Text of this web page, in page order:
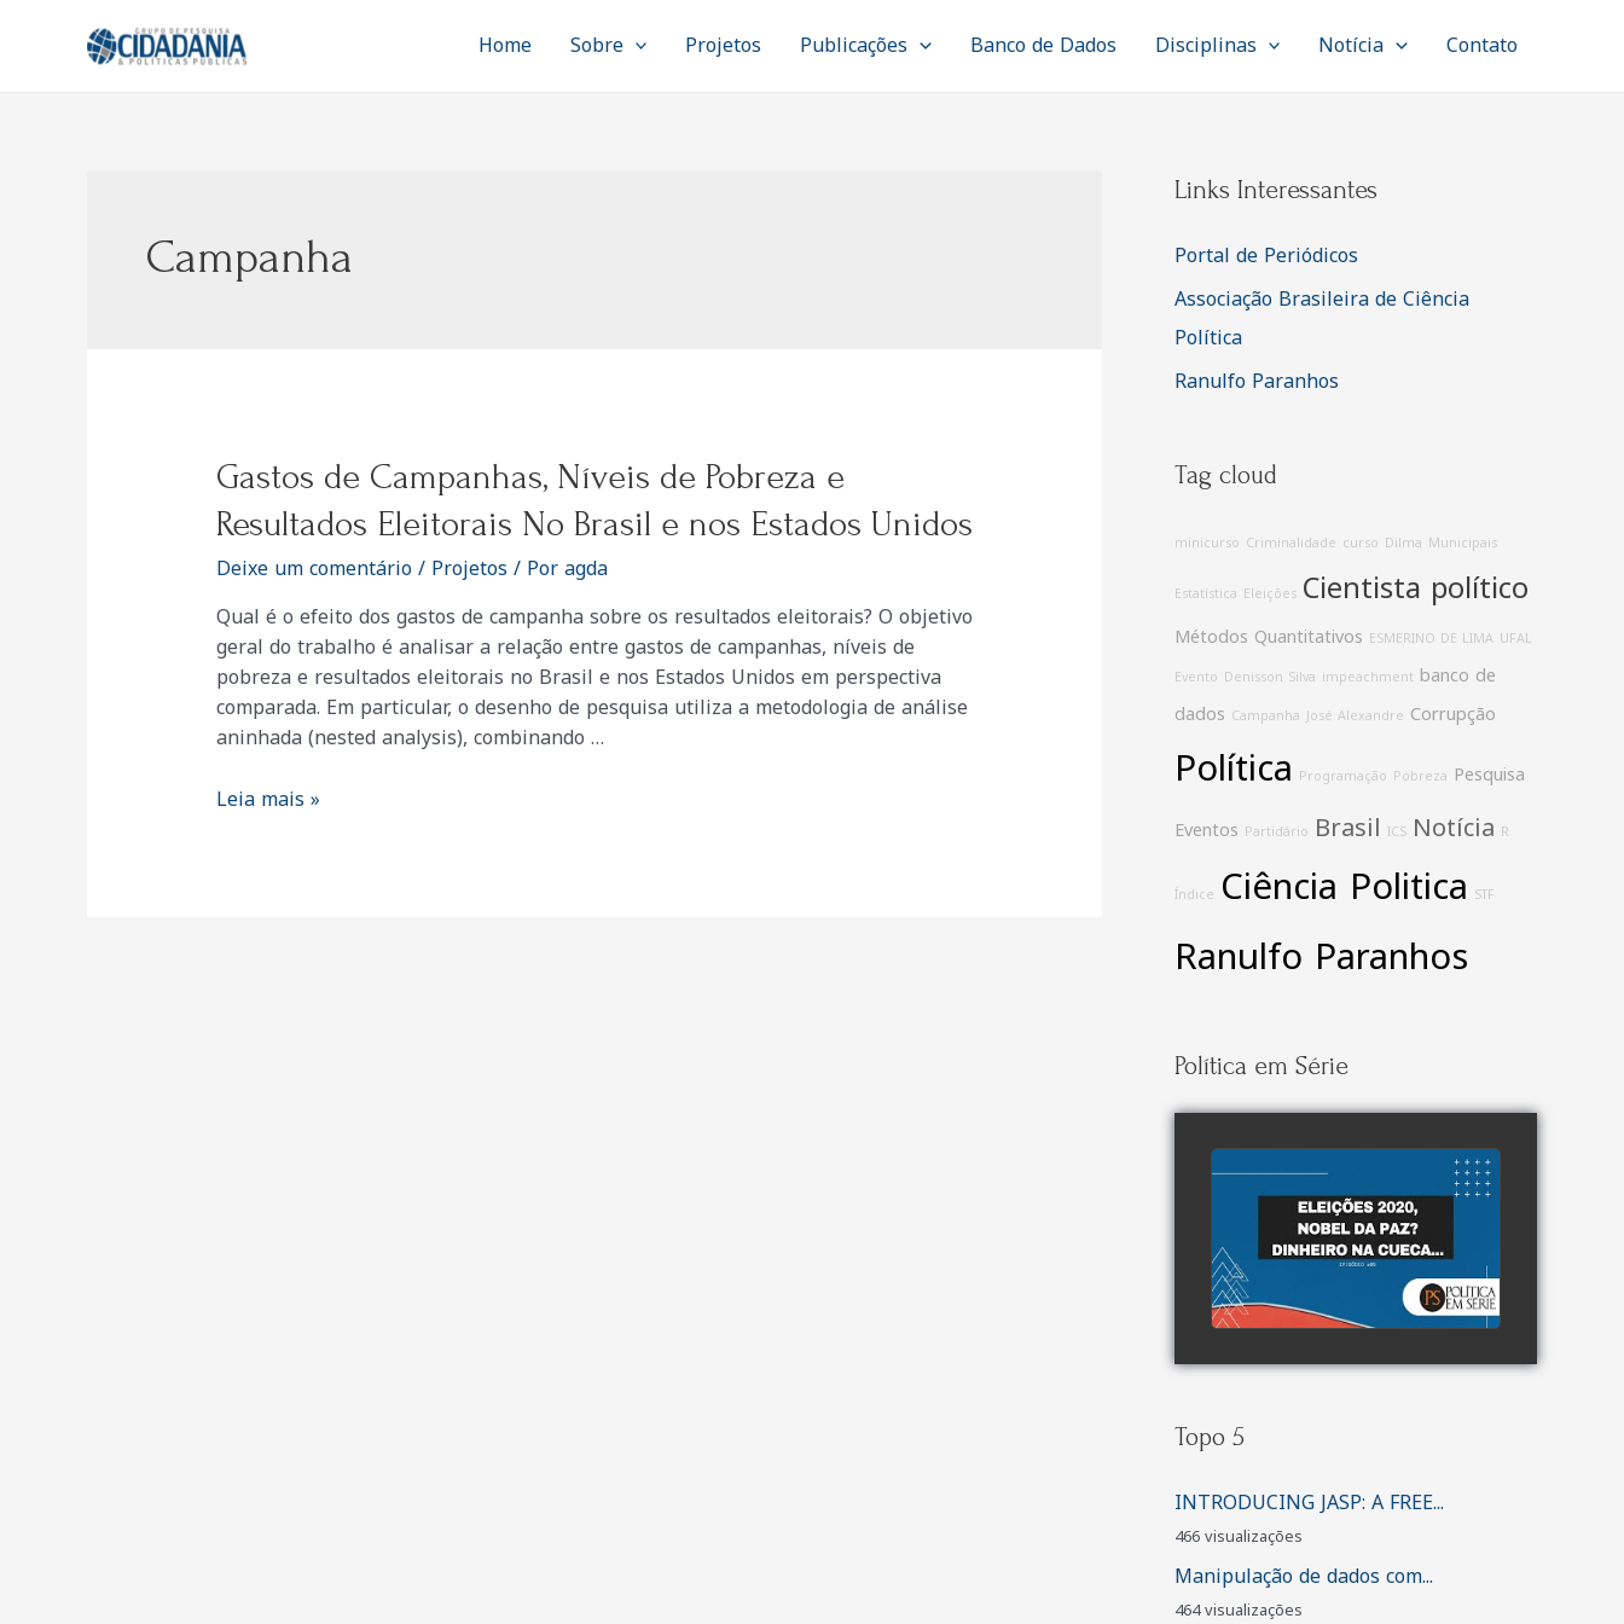
Home Sobre Projetos Publicações Banco de Dados Disciplinas Notícia Contato
Campanha
Gastos de Campanhas, Níveis de Pobreza e
Resultados Eleitorais No Brasil e nos Estados Unidos
Deixe um comentário/Projetos/ Poragda
Qual é o efeito dos gastos de campanha sobre os resultados eleitorais? O objetivo
geral do trabalho é analisar a relação entre gastos de campanhas, níveis de
pobreza e resultados eleitorais no Brasil e nos Estados Unidos em perspectiva
comparada. Em particular, o desenho de pesquisa utiliza a metodologia de análise
aninhada (nested analysis), combinando …
Gastos
Leia mais »
Links Interessantes
Portal de Periódicos
Associação Brasileira de Ciência
Política
Ranulfo Paranhos
Tag cloud
minicurso Criminalidade curso Dilma Municipais
Estatística Eleições Cientista político
Métodos Quantitativos ESMERINO DE LIMA UFAL
Evento Denisson Silva impeachment banco de
dados Campanha José Alexandre Corrupção
Política Programação Pobreza Pesquisa
Eventos Partidário Brasil ICS Notícia R
Índice Ciência Politica STF
Ranulfo Paranhos
Política em Série
watch video
Topo 5
INTRODUCING JASP: A FREE...
466 visualizações
Manipulação de dados com...
464 visualizações